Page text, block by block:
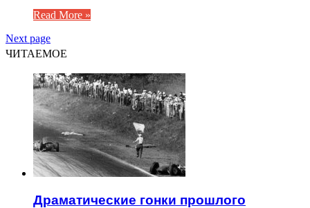
Read More »
Next page
ЧИТАЕМОЕ
Драматические гонки прошлого